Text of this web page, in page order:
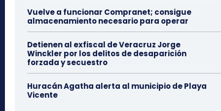
Vuelve a funcionar Compranet; consigue
almacenamiento necesario para operar
Detienen al exfiscal de Veracruz Jorge
Winckler por los delitos de desaparición
forzada y secuestro
Huracán Agatha alerta al municipio de Playa
Vicente